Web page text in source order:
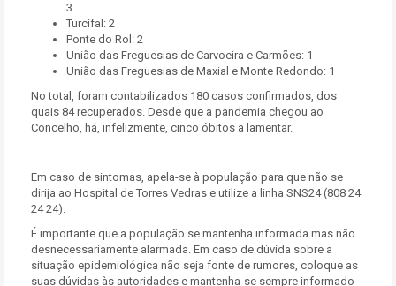
3
Turcifal: 2
Ponte do Rol: 2
União das Freguesias de Carvoeira e Carmões: 1
União das Freguesias de Maxial e Monte Redondo: 1
No total, foram contabilizados 180 casos confirmados, dos
quais 84 recuperados. Desde que a pandemia chegou ao
Concelho, há, infelizmente, cinco óbitos a lamentar.
Em caso de sintomas, apela-se à população para que não se
dirija ao Hospital de Torres Vedras e utilize a linha SNS24 (808 24
24 24).
É importante que a população se mantenha informada mas não
desnecessariamente alarmada. Em caso de dúvida sobre a
situação epidemiológica não seja fonte de rumores, coloque as
suas dúvidas às autoridades e mantenha-se sempre informado